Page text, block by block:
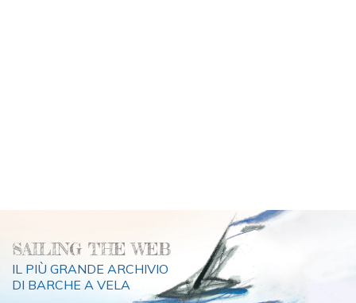
SAILING THE WEB
IL PIÙ GRANDE ARCHIVIO
DI BARCHE A VELA